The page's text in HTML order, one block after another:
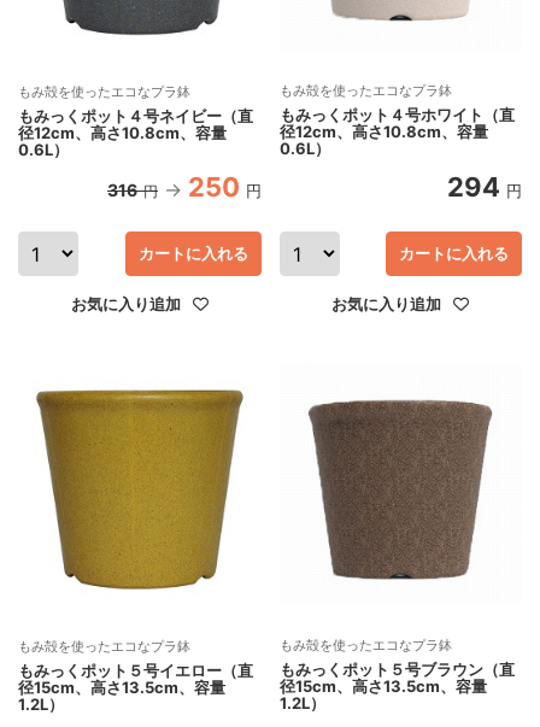
もみ殻を使ったエコなプラ鉢
もみっくポット４号ネイビー（直
径12cm、高さ10.8cm、容量
0.6L）
316 円 250 円
カートに入れる
お気に入り追加
もみ殻を使ったエコなプラ鉢
もみっくポット４号ホワイト（直
径12cm、高さ10.8cm、容量
0.6L）
294 円
カートに入れる
お気に入り追加
もみ殻を使ったエコなプラ鉢
もみっくポット５号イエロー（直
径15cm、高さ13.5cm、容量
1.2L）
もみ殻を使ったエコなプラ鉢
もみっくポット５号ブラウン（直
径15cm、高さ13.5cm、容量
1.2L）